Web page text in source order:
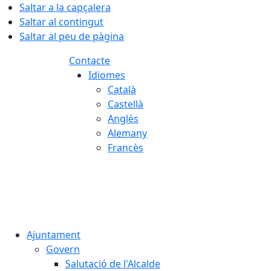
Saltar a la capçalera
Saltar al contingut
Saltar al peu de pàgina
Contacte
Idiomes
Català
Castellà
Anglès
Alemany
Francès
Ajuntament
Govern
Salutació de l'Alcalde